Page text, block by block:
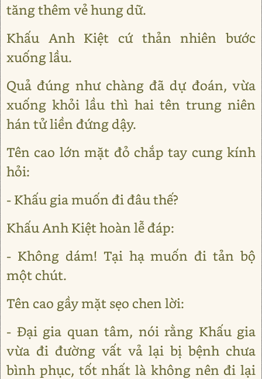
tăng thêm vẻ hung dữ.
Khấu Anh Kiệt cứ thản nhiên bước
xuống lầu.
Quả đúng như chàng đã dự đoán, vừa
xuống khỏi lầu thì hai tên trung niên
hán tử liền đứng dậy.
Tên cao lớn mặt đỏ chắp tay cung kính
hỏi:
- Khấu gia muốn đi đâu thế?
Khấu Anh Kiệt hoàn lễ đáp:
- Không dám! Tại hạ muốn đi tản bộ
một chút.
Tên cao gầy mặt sẹo chen lời:
- Đại gia quan tâm, nói rằng Khấu gia
vừa đi đường vất vả lại bị bệnh chưa
bình phục, tốt nhất là không nên đi lại